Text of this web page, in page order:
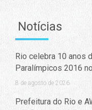
Notícias
Rio celebra 10 anos
Paralímpicos 2016
8 de agosto de 2026
Prefeitura do Rio e